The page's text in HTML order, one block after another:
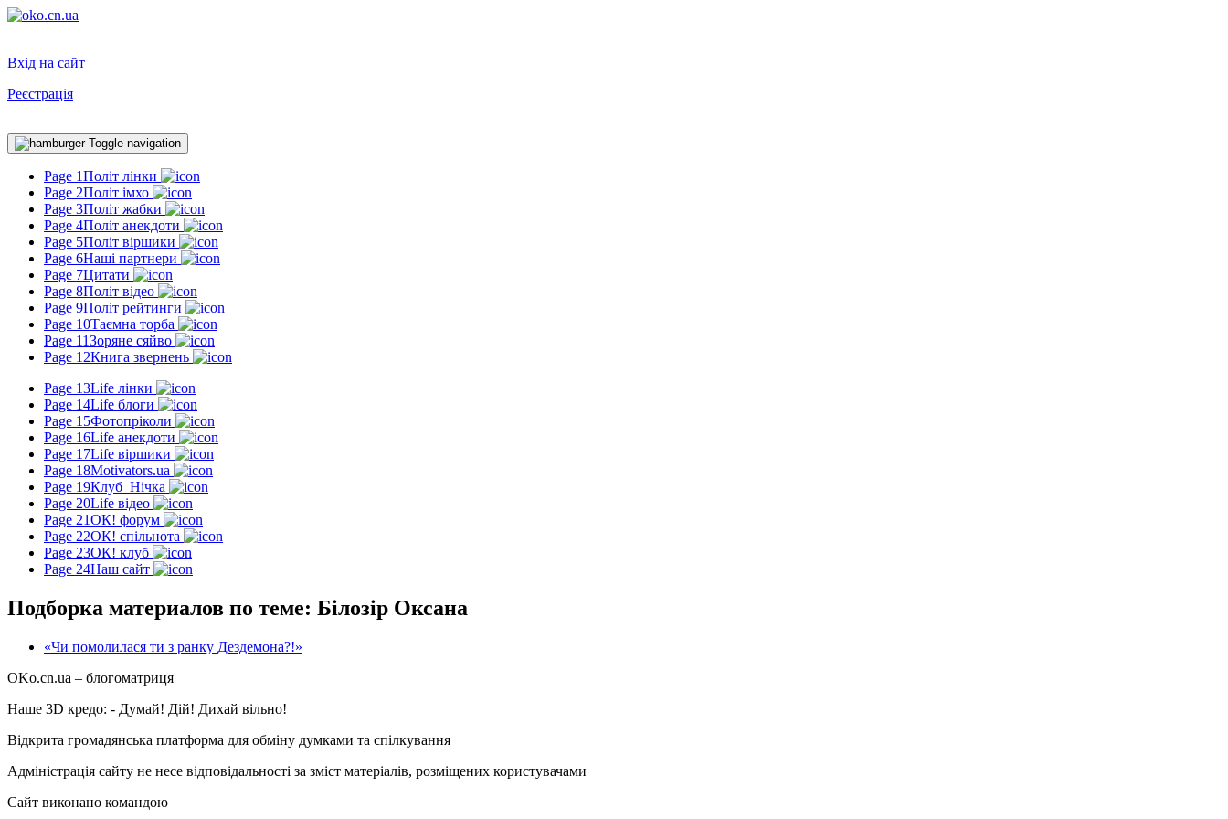
Вхід на сайт
Реєстрація
Toggle navigation
Page 1Політ лінки
Page 2Політ імхо
Page 3Політ жабки
Page 4Політ анекдоти
Page 5Політ віршики
Page 6Наші партнери
Page 7Цитати
Page 8Політ відео
Page 9Політ рейтинги
Page 10Таємна торба
Page 11Зоряне сяйво
Page 12Книга звернень
Page 13Life лінки
Page 14Life блоги
Page 15Фотопріколи
Page 16Life анекдоти
Page 17Life віршики
Page 18Motivators.ua
Page 19Клуб_Нічка
Page 20Life відео
Page 21ОК! форум
Page 22ОК! спільнота
Page 23ОК! клуб
Page 24Наш сайт
Подборка материалов по теме: Білозір Оксана
«Чи помолилася ти з ранку Дездемона?!»
OKo.cn.ua – блогоматриця
Наше 3D кредо: - Думай! Дій! Дихай вільно!
Відкрита громадянська платформа для обміну думками та спілкування
Адміністрація сайту не несе відповідальності за зміст матеріалів, розміщених користувачами
Сайт виконано командою